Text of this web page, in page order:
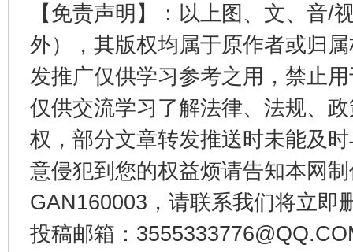
【免责声明】：以上图、文、音/
外），其版权均属于原作者或归
发推广仅供学习参考之用，禁止
仅供交流学习了解法律、法规、
权，部分文章转发推送时未能及
意侵犯到您的权益烦请告知本网
GAN160003，请联系我们将立即
投稿邮箱：
东山县通报“牛蛙产品抗生素超标问题” 法